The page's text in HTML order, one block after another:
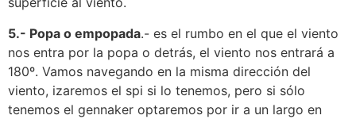
5.- Popa o empopada.- es el rumbo en el que el viento
nos entra por la popa o detrás, el viento nos entrará a
180º. Vamos navegando en la misma dirección del
viento, izaremos el spi si lo tenemos, pero si sólo
tenemos el gennaker optaremos por ir a un largo en